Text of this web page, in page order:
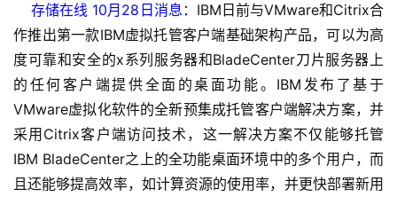
存储在线 10月28日消息： IBM日前与VMware和Citrix合
作推出第一款IBM虚拟托管客户端基础架构产品，可以为高
度可靠和安全的x系列服务器和BladeCenter刀片服务器上
的任何客户端提供全面的桌面功能。IBM发布了基于
VMware虚拟化软件的全新预集成托管客户端解决方案，并
采用Citrix客户端访问技术，这一解决方案不仅能够托管
IBM BladeCenter之上的全功能桌面环境中的多个用户，而
且还能够提高效率，如计算资源的使用率，并更快部署新用